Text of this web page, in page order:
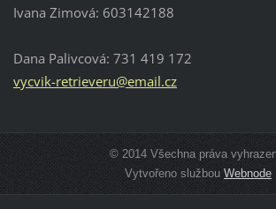
Ivana Zimová: 603142188
Dana Palivcová: 731 419 172
vycvik-retrieveru@email.cz
© 2014 Všechna práva
Vytvořeno službou Webnode